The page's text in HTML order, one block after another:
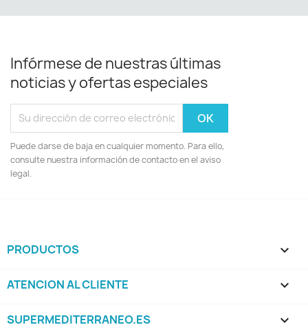
Infórmese de nuestras últimas
noticias y ofertas especiales
Puede darse de baja en cualquier momento. Para ello,
consulte nuestra información de contacto en el aviso
legal.
PRODUCTOS 
ATENCION AL CLIENTE 
SUPERMEDITERRANEO.ES 